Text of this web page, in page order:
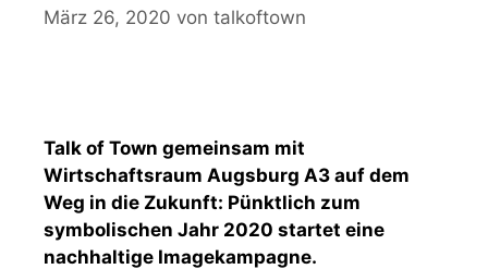
März 26, 2020 von talkoftown
Talk of Town gemeinsam mit
Wirtschaftsraum Augsburg A3 auf dem
Weg in die Zukunft: Pünktlich zum
symbolischen Jahr 2020 startet eine
nachhaltige Imagekampagne.